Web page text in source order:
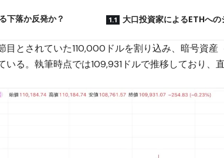
下落か反発か？ 大口投資家によるETHへ
目とされていた110,000ドルを割り込み、暗号資産
いる。執筆時点では109,931ドルで推移しており、